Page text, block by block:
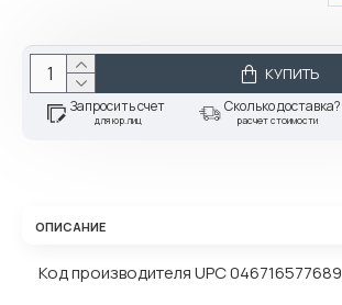
КУПИТЬ
Запросить счет
для юр.лиц
Сколько доставка?
расчет стоимости
ОПИСАНИЕ
Код производителя UPC 046716577689